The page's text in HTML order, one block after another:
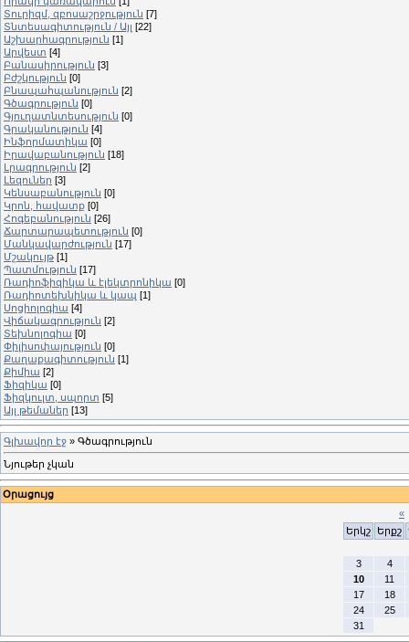
Տուրիզմ, զբոսաշրջություն [7]
Տնտեսագիտություն / Այլ [22]
Աշխարհագրություն [1]
Արվեստ [4]
Բանասիրություն [3]
Բժշկություն [0]
Բնապահպանություն [2]
Գծագրություն [0]
Գյուղատնտեսություն [0]
Գրականություն [4]
Ինֆորմատիկա [0]
Իրավաբանություն [18]
Լրագրություն [2]
Լեզուներ [3]
Կենսաբանություն [0]
Կրոն, հավատք [0]
Հոգեբանություն [26]
Ճարտարապետություն [0]
Մանկավարժություն [17]
Մշակույթ [1]
Պատմություն [17]
Ռադիոֆիզիկա և էլեկտրոնիկա [0]
Ռադիոտեխնիկա և կապ [1]
Սոցիոլոգիա [4]
Վիճակագրություն [2]
Տեխնոլոգիա [0]
Փիլիսոփայություն [0]
Քաղաքագիտություն [1]
Քիմիա [2]
Ֆիզիկա [0]
Ֆիզկուլտ, սպորտ [5]
Այլ թեմաներ [13]
Գլխավոր էջ » Գծագրություն
Նյութեր չկան
Օրացույց
«
Երկշ
Երքշ
3
4
10
11
17
18
24
25
31